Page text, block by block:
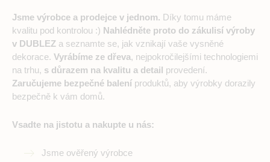
Jsme výrobce a prodejce v jednom. Díky tomu máme
kvalitu pod kontrolou :) Nahlédněte proto do zákulisí výroby
v DUBLEZ a seznamte se, jak vznikají vaše vysněné
dekorace. Vyrábíme ze dřeva, nejpokročilejšími technologiemi
na trhu, s důrazem na kvalitu a detail provedení.
Zaručujeme bezpečné balení produktů, aby výrobky dorazily
bezpečně k vám domů.
Vsadte na jistotu a nakupte u nás:
Jsme ověřený výrobce